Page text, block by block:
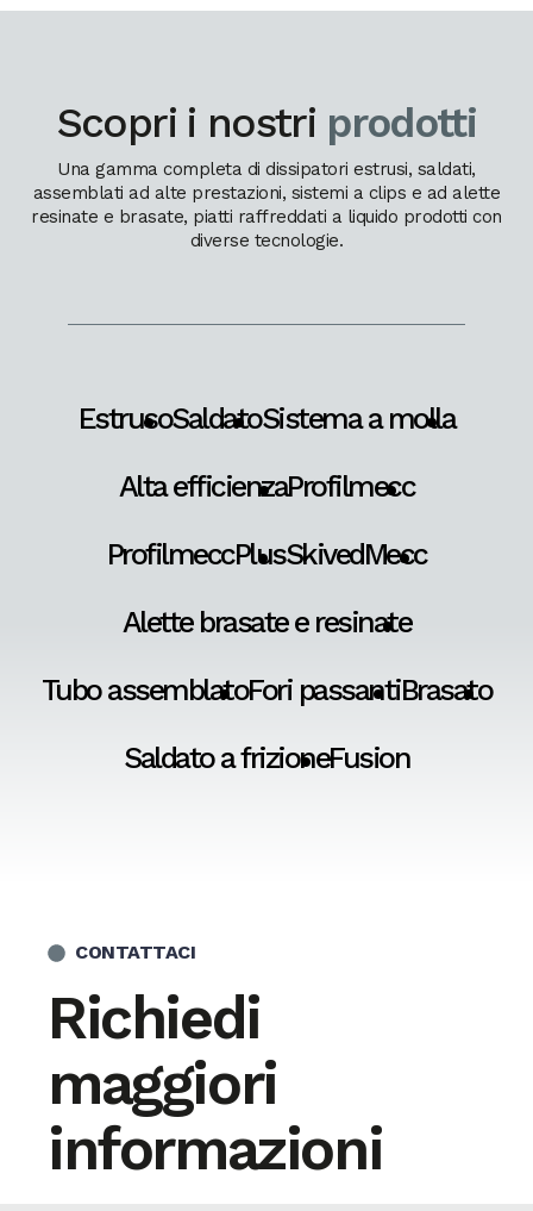
Scopri i nostri prodotti
Una gamma completa di dissipatori estrusi, saldati,
assemblati ad alte prestazioni, sistemi a clips e ad alette
resinate e brasate, piatti raffreddati a liquido prodotti con
diverse tecnologie.
EstrusoSaldatoSistema a molla
Alta efficienzaProfilmecc
ProfilmeccPlusSkivedMecc
Alette brasate e resinate
Tubo assemblatoFori passantiBrasato
Saldato a frizioneFusion
CONTATTACI
Richiedi
maggiori
informazioni